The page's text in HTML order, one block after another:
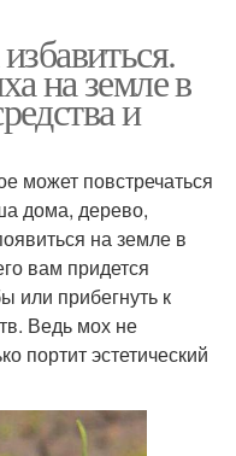
на земле в
и
может повстречаться
дома, дерево,
на земле в
вам придется
или прибегнуть к
Ведь мох не
портит эстетический